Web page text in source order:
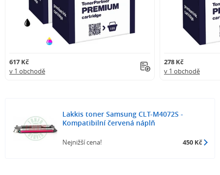
617 Kč
v 1 obchodě
278 Kč
v 1 obchodě
Lakkis toner Samsung CLT-M4072S -
Kompatibilní červená náplň
Nejnižší cena! 450 Kč